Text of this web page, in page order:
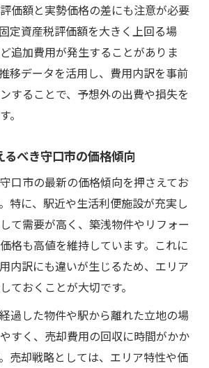
価額と実勢価格の差にも注意が必要
定資産税評価額を大きく上回る場
追加費用が発生することがありま
移データを活用し、費用内訳を事前
することで、予想外の出費や損失を
。
るべき守口市の価格傾向
口市の最新の価格傾向を押さえてお
特に、駅近や生活利便施設が充実し
て需要が高く、築浅物件やリフォー
格も高値を維持しています。これに
内訳にも違いが生じるため、エリア
ておくことが大切です。
過した物件や駅から離れた立地の場
すく、売却費用の回収に時間がかか
売却戦略としては、エリア特性や価